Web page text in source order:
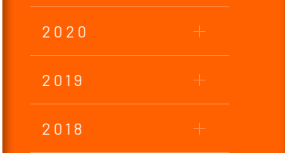
2020
2019
2018